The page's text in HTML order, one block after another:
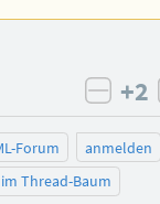
+2
Forum
anmelden
Thread-Baum